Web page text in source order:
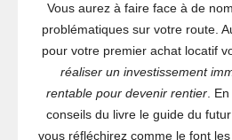
Vous aurez à faire face à de
problématiques sur votre route.
pour votre premier achat locatif
réaliser un investissement
rentable pour devenir rentier.
conseils du livre le guide du
vous réfléchirez comme le font